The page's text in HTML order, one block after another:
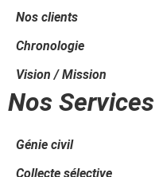
Nos clients
Chronologie
Vision / Mission
Nos Services
Génie civil
Collecte sélective